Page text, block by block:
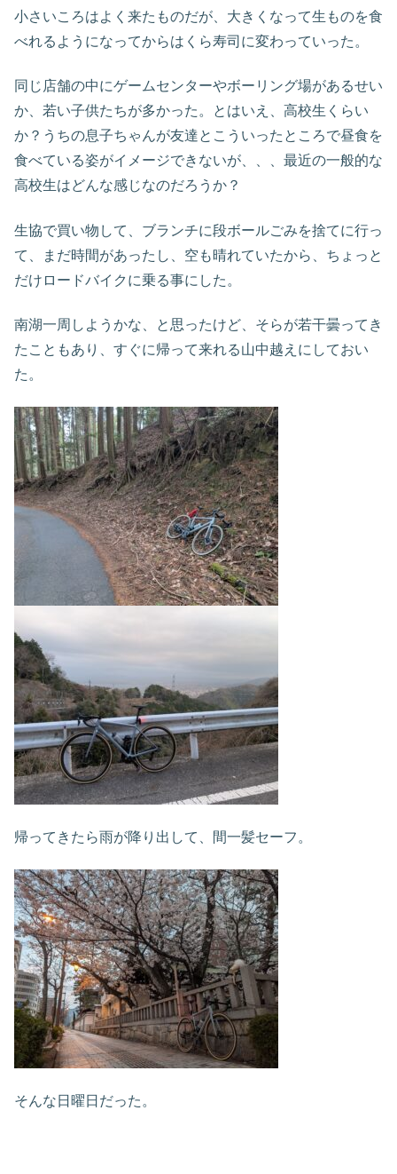
小さいころはよく来たものだが、大きくなって生ものを食
べれるようになってからはくら寿司に変わっていった。
同じ店舗の中にゲームセンターやボーリング場があるせい
か、若い子供たちが多かった。とはいえ、高校生くらい
か？うちの息子ちゃんが友達とこういったところで昼食を
食べている姿がイメージできないが、、、最近の一般的な
高校生はどんな感じなのだろうか？
生協で買い物して、ブランチに段ボールごみを捨てに行っ
て、まだ時間があったし、空も晴れていたから、ちょっと
だけロードバイクに乗る事にした。
南湖一周しようかな、と思ったけど、そらが若干曇ってき
たこともあり、すぐに帰って来れる山中越えにしておい
た。
帰ってきたら雨が降り出して、間一髪セーフ。
そんな日曜日だった。